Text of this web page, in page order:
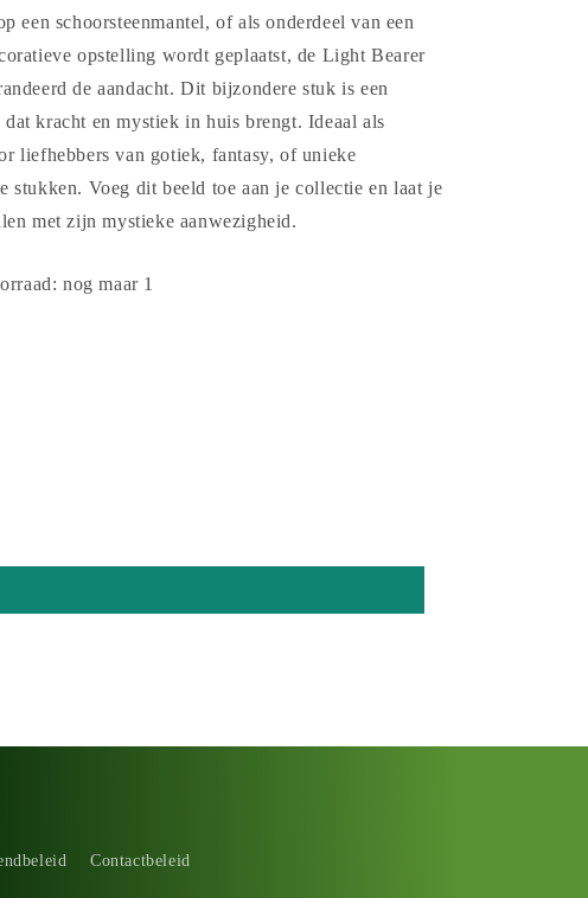
een schoorsteenmantel, of als onderdeel van een
opstelling wordt geplaatst, de Light Bearer
de aandacht. Dit bijzondere stuk is een
kracht en mystiek in huis brengt. Ideaal als
liefhebbers van gotiek, fantasy, of unieke
stukken. Voeg dit beeld toe aan je collectie en laat je
met zijn mystieke aanwezigheid.
nog maar 1
Contactbeleid